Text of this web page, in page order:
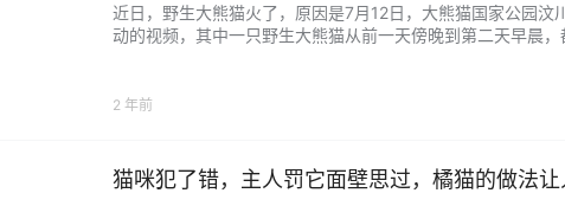
近日，野生大熊猫火了，原因是7月12日，大熊猫国家公园
动的视频，其中一只野生大熊猫从前一天傍晚到第二天早晨
2 年前
猫咪犯了错，主人罚它面壁思过，橘猫的做法让